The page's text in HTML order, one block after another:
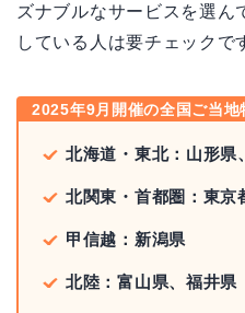
ズナブルなサービスを選ん
している人は要チェックで
2025年9月開催の全国ご当地
北海道・東北：山形県
北関東・首都圏：東京
甲信越：新潟県
北陸：富山県、福井県